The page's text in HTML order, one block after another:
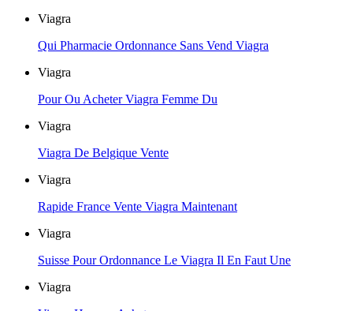
Viagra
Qui Pharmacie Ordonnance Sans Vend Viagra
Viagra
Pour Ou Acheter Viagra Femme Du
Viagra
Viagra De Belgique Vente
Viagra
Rapide France Vente Viagra Maintenant
Viagra
Suisse Pour Ordonnance Le Viagra Il En Faut Une
Viagra